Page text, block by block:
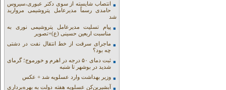
انتصاب شایسته از سوی دکتر عبوری،سیروس
حامدی رسماً مدیرعامل پتروشیمی مروارید
شد
پیام تسلیت مدیرعامل پتروشیمی نوری به
مناسبت اربعین حسینی (ع)+تصویر
ماجرای سرقت از خط انتقال نفت در دشتی
چه بود؟
ثبت دمای ۵۰ درجه در اهرم و خورموج؛ گرمای
شدید در بوشهر تا شنبه
وزیر بهداشت وارد عسلویه شد + عکس
آبشیرین‌کن عسلویه هفته دولت به بهره‌برداری